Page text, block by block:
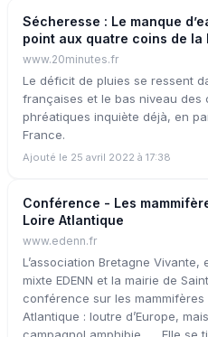
Sécheresse : Le manque
point aux quatre coins de la
www.20minutes.fr
Le déficit de pluies se ressent
françaises et le bas niveau des
phréatiques inquiète déjà, en
France.
Ajouté le 25 avril 2022 à 17:38
Conférence - Les
Loire Atlantique
www.edenn.fr
L’association Bretagne
mixte EDENN et la mairie de
conférence sur les
Atlantique : loutre d’Europe,